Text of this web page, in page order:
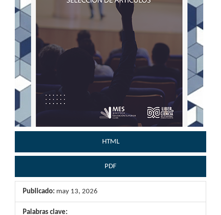
HTML
PDF
Publicado: may 13, 2026
Palabras clave: